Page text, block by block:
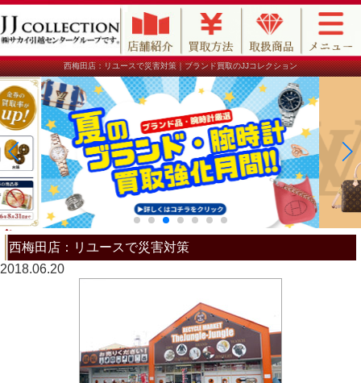
西梅田店：リユースで災害対策｜ブランド買取のJJコレクション
西梅田店：リユースで災害対策
2018.06.20